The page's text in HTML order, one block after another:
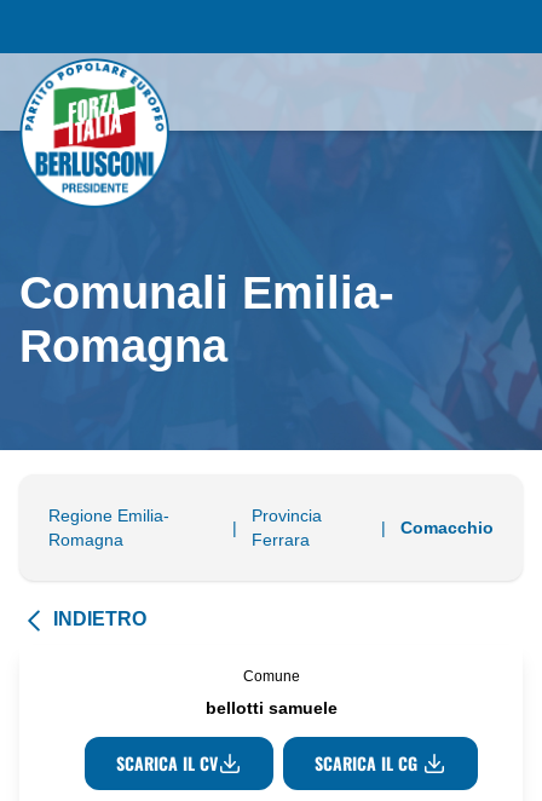
Comunali Emilia-
Romagna
Regione Emilia-
Romagna
|
Provincia
Ferrara
| Comacchio
INDIETRO
Comune
bellotti samuele
SCARICA IL CV SCARICA IL CG